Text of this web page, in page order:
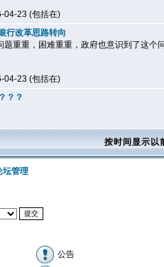
04-23 (包括在)
行改革思路转向
题重重，困难重重，政府也意识到了这个
04-23 (包括在)
？？
按时间显示
坛管理
公告